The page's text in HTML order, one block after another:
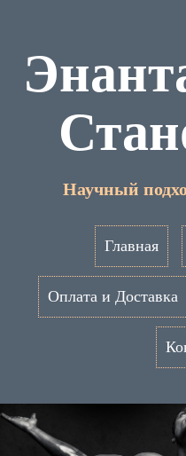
Научный
Главная
Оплата и Доставка